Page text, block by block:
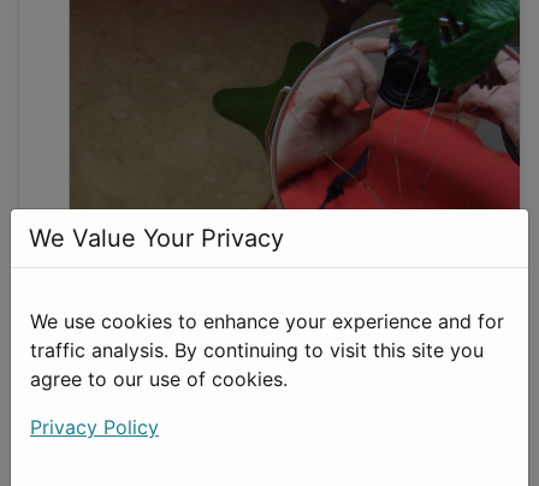
We Value Your Privacy
We use cookies to enhance your experience and for
traffic analysis. By continuing to visit this site you
agree to our use of cookies.
Privacy Policy